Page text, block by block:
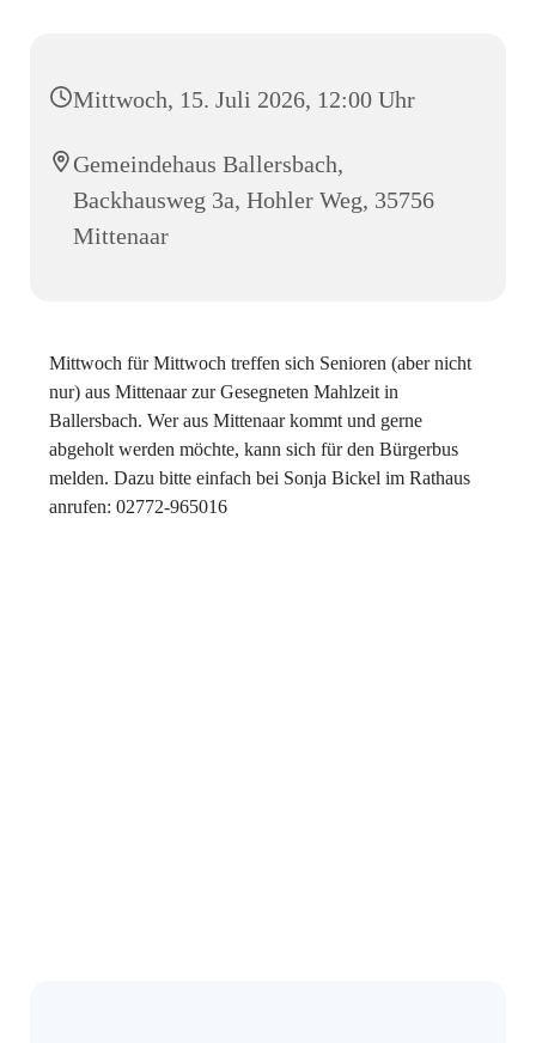
Mittwoch, 15. Juli 2026, 12:00 Uhr
Gemeindehaus Ballersbach,
Backhausweg 3a, Hohler Weg, 35756
Mittenaar
Mittwoch für Mittwoch treffen sich Senioren (aber nicht
nur) aus Mittenaar zur Gesegneten Mahlzeit in
Ballersbach. Wer aus Mittenaar kommt und gerne
abgeholt werden möchte, kann sich für den Bürgerbus
melden. Dazu bitte einfach bei Sonja Bickel im Rathaus
anrufen: 02772-965016